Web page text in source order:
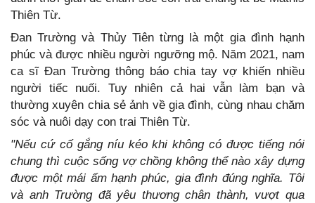
Thiên Từ.
Đan Trường và Thủy Tiên từng là một gia đình hạnh
phúc và được nhiều người ngưỡng mộ. Năm 2021, nam
ca sĩ Đan Trường thông báo chia tay vợ khiến nhiều
người tiếc nuối. Tuy nhiên cả hai vẫn làm bạn và
thường xuyên chia sẻ ảnh về gia đình, cùng nhau chăm
sóc và nuôi dạy con trai Thiên Từ.
"Nếu cứ cố gắng níu kéo khi không có được tiếng nói
chung thì cuộc sống vợ chồng không thể nào xây dựng
được một mái ấm hạnh phúc, gia đình đúng nghĩa. Tôi
và anh Trường đã yêu thương chân thành, vượt qua